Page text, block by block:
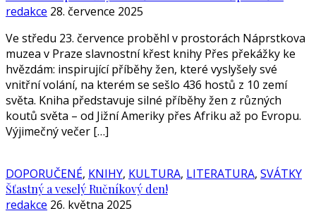
redakce 28. července 2025
Ve středu 23. července proběhl v prostorách Náprstkova
muzea v Praze slavnostní křest knihy Přes překážky ke
hvězdám: inspirující příběhy žen, které vyslyšely své
vnitřní volání, na kterém se sešlo 436 hostů z 10 zemí
světa. Kniha představuje silné příběhy žen z různých
koutů světa – od Jižní Ameriky přes Afriku až po Evropu.
Výjimečný večer […]
DOPORUČENÉ, KNIHY, KULTURA, LITERATURA, SVÁTKY
Šťastný a veselý Ručníkový den!
redakce 26. května 2025